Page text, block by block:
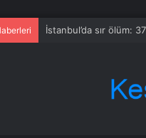
İstanbul’da sır ölüm: